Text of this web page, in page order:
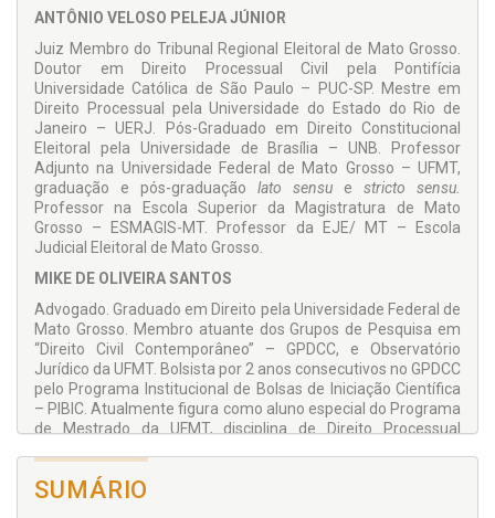
gênero abuso de poder.
constatação dessa figura autônoma, como elemento iníquo
de obtenção de vantagens eleitorais.
Pela análise da legislação vigente e dos posicionamentos da
jurisprudência, busca-se verificar a linha distintiva entre a
prática saudável da religião e o abuso, e em qual medida
esse posicionamento protege a liberdade de voto.
Sob a ótica da hermenêutica constitucional, analisa-se a
perspectiva de que o abuso de poder na seara eleitoral não
pode ser encarado como algo estático, incapaz de
acompanhar a dinâmica das modificações sociais, mas uma
garantia de que as eleições e o processo de escolha das
concorrentes, garantindo, assim, uma democracia
verdadeiramente representativa.
ANTÔNIO VELOSO PELEJA JÚNIOR
Juiz Membro do Tribunal Regional Eleitoral de Mato Grosso.
Doutor em Direito Processual Civil pela Pontifícia
Universidade Católica de São Paulo – PUC-SP. Mestre em
Direito Processual pela Universidade do Estado do Rio de
Janeiro – UERJ. Pós-Graduado em Direito Constitucional
Eleitoral pela Universidade de Brasília – UNB. Professor
Adjunto na Universidade Federal de Mato Grosso – UFMT,
graduação e pós-graduação lato sensu e stricto sensu.
Professor na Escola Superior da Magistratura de Mato
Grosso – ESMAGIS-MT. Professor da EJE/ MT – Escola
Judicial Eleitoral de Mato Grosso.
MIKE DE OLIVEIRA SANTOS
Advogado. Graduado em Direito pela Universidade Federal de
Mato Grosso. Membro atuante dos Grupos de Pesquisa em
“Direito Civil Contemporâneo” – GPDCC, e Observatório
Jurídico da UFMT. Bolsista por 2 anos consecutivos no GPDCC
pelo Programa Institucional de Bolsas de Iniciação Científica
– PIBIC. Atualmente figura como aluno especial do Programa
de Mestrado da UFMT, disciplina de Direito Processual
Constitucional e Direito Administrativo. Pesquisador com
SUMÁRIO